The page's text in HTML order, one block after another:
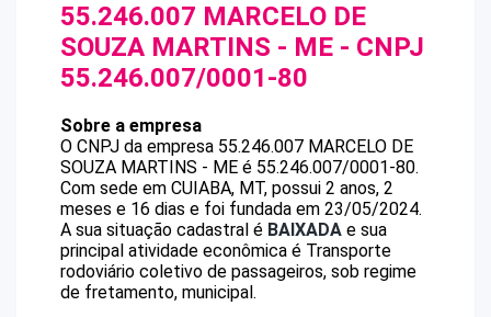
55.246.007 MARCELO DE
SOUZA MARTINS - ME - CNPJ
55.246.007/0001-80
Sobre a empresa
O CNPJ da empresa 55.246.007 MARCELO DE
SOUZA MARTINS - ME é 55.246.007/0001-80.
Com sede em CUIABA, MT, possui 2 anos, 2
meses e 16 dias e foi fundada em 23/05/2024.
A sua situação cadastral é BAIXADA e sua
principal atividade econômica é Transporte
rodoviário coletivo de passageiros, sob regime
de fretamento, municipal.